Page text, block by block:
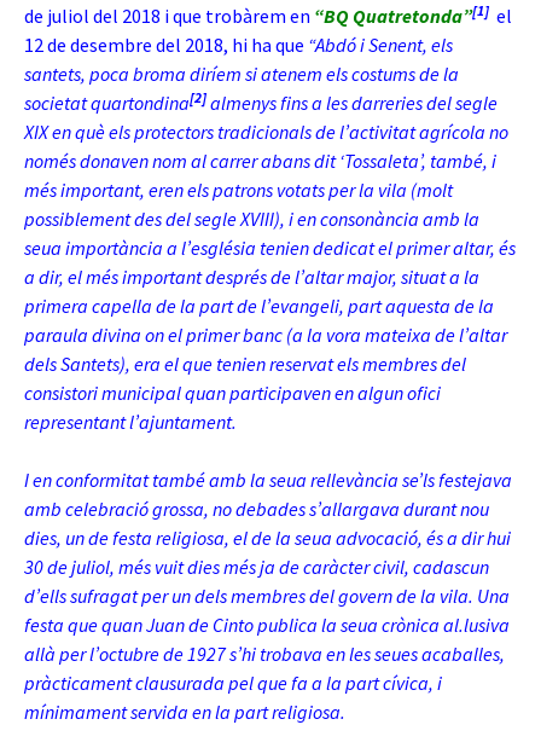
de juliol del 2018 i que trobàrem en “BQ Quatretonda”[1] el
12 de desembre del 2018, hi ha que “Abdó i Senent, els
santets, poca broma diríem si atenem els costums de la
societat quartondina[2] almenys fins a les darreries del segle
XIX en què els protectors tradicionals de l’activitat agrícola no
només donaven nom al carrer abans dit ‘Tossaleta’, també, i
més important, eren els patrons votats per la vila (molt
possiblement des del segle XVIII), i en consonància amb la
seua importància a l’església tenien dedicat el primer altar, és
a dir, el més important després de l’altar major, situat a la
primera capella de la part de l’evangeli, part aquesta de la
paraula divina on el primer banc (a la vora mateixa de l’altar
dels Santets), era el que tenien reservat els membres del
consistori municipal quan participaven en algun ofici
representant l’ajuntament.
I en conformitat també amb la seua rellevància se’ls festejava
amb celebració grossa, no debades s’allargava durant nou
dies, un de festa religiosa, el de la seua advocació, és a dir hui
30 de juliol, més vuit dies més ja de caràcter civil, cadascun
d’ells sufragat per un delsmembres del govern de la vila. Una
festa que quan Juan de Cinto publica la seua crònica al.lusiva
allà per l’octubre de 1927 s’hi trobava en les seues acaballes,
pràcticament clausurada pel que fa a la part cívica, i
mínimament servida en la part religiosa.